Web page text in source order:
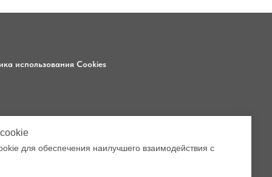
использования Cookies
помещ. 1
для обеспечения наилучшего взаимодействия с